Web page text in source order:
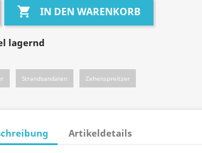
 IN DEN WARENKORB
lagernd
Strandsandalen Zehenspreitzer
Artikeldetails